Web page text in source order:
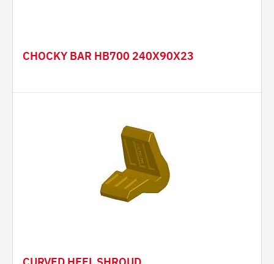
CHOCKY BAR HB700 240X90X23